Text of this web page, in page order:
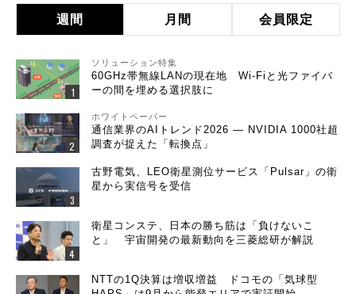
週間 月間 会員限定
ソリューション特集
60GHz帯無線LANの現在地 Wi-Fiと光ファイバ
ーの間を埋める選択肢に
ホワイトペーパー
通信業界のAIトレンド2026 ― NVIDIA 1000社超
調査が捉えた「転換点」
古野電気、LEO衛星測位サービス「Pulsar」の衛
星から実信号を受信
衛星コンステ、日本の勝ち筋は「負けないこ
と」 宇宙開発の最新動向を三菱総研が解説
NTTの1Q決算は増収増益 ドコモの「気球型